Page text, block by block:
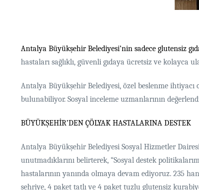
Antalya Büyükşehir Belediyesi’nin sadece glutensiz
hastaları sağlıklı, güvenli gıdaya ücretsiz ve kolayca
Antalya Büyükşehir Belediyesi, özel beslenme ihtiyacı
bulunabiliyor. Sosyal inceleme uzmanlarının
BÜYÜKŞEHİR’DEN ÇÖLYAK HASTALARINA DESTEK
Antalya Büyükşehir Belediyesi Sosyal Hizmetler
unutmadıklarını belirterek, “Sosyal destek
hastalarının yanında olmaya devam ediyoruz. 235
şehriye, 4 paket tatlı ve 4 paket tuzlu glutensiz